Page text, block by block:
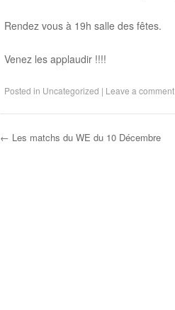
Rendez vous à 19h salle des fêtes.
Venez les applaudir !!!!
Posted in Uncategorized | Leave a comment
← Les matchs du WE du 10 Décembre